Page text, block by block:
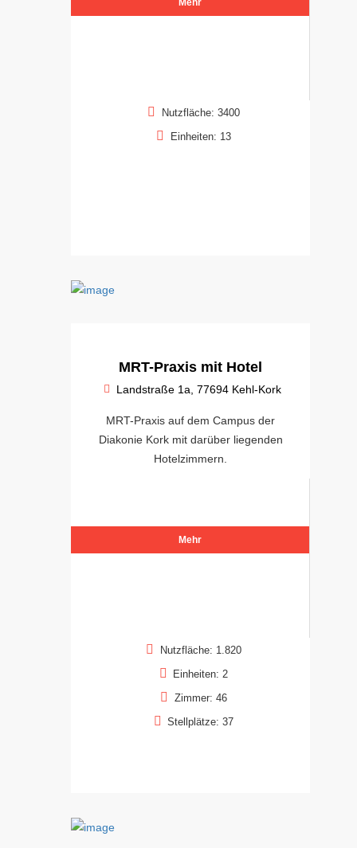
Nutzfläche: 3400
Einheiten: 13
MRT-Praxis mit Hotel
Landstraße 1a, 77694 Kehl-Kork
MRT-Praxis auf dem Campus der
Diakonie Kork mit darüber liegenden
Hotelzimmern.
Mehr
Nutzfläche: 1.820
Einheiten: 2
Zimmer: 46
Stellplätze: 37